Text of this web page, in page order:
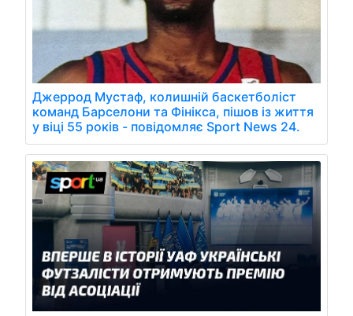
Джеррод Мустаф, колишній баскетболіст
команд Барселони та Фінікса, пішов із життя
у віці 55 років - повідомляє Sport News 24.